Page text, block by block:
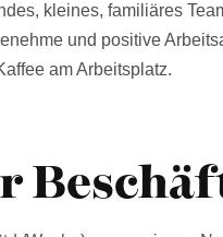
kleines, familiäres
und positive
am Arbeitsplatz.